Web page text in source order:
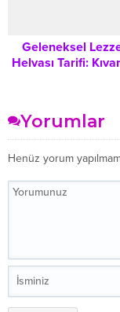
Geleneksel
Helvası Tarifi:
Yorumlar
Henüz yorum